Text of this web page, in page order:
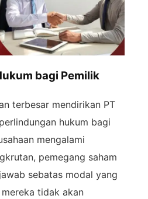
bagi Pemilik
terbesar mendirikan PT
hukum bagi
mengalami
pemegang saham
sebatas modal yang
tidak akan